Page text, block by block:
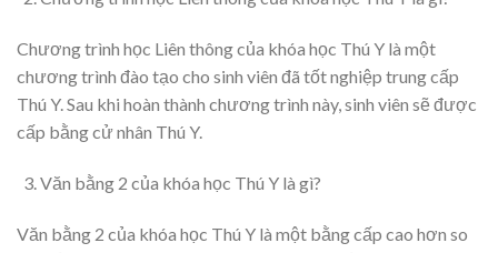
Chương trình học Liên thông của khóa học Thú Y là một
chương trình đào tạo cho sinh viên đã tốt nghiệp trung cấp
Thú Y. Sau khi hoàn thành chương trình này, sinh viên sẽ được
cấp bằng cử nhân Thú Y.
Văn bằng 2 của khóa học Thú Y là gì?
Văn bằng 2 của khóa học Thú Y là một bằng cấp cao hơn so